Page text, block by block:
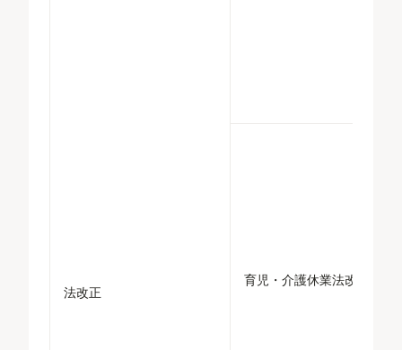
法改正
育児・介護休業法改正